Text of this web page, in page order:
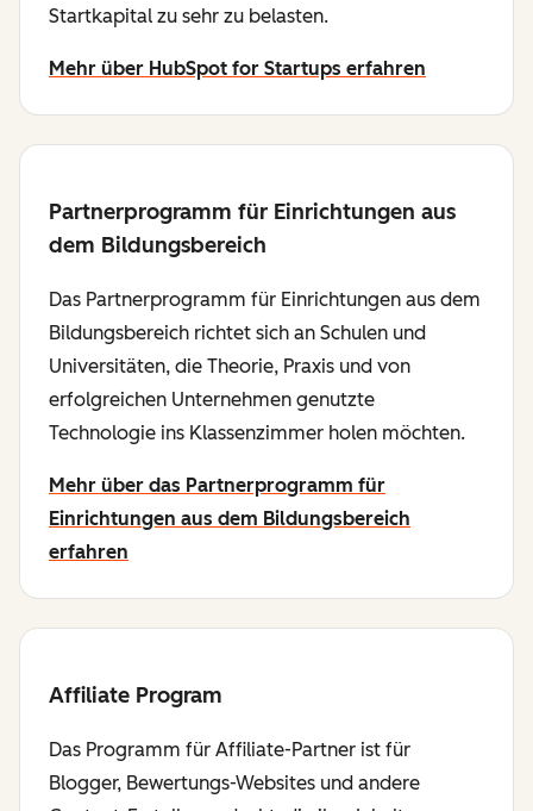
Startkapital zu sehr zu belasten.
Mehr über HubSpot for Startups erfahren
Partnerprogramm für Einrichtungen aus
dem Bildungsbereich
Das Partnerprogramm für Einrichtungen aus dem
Bildungsbereich richtet sich an Schulen und
Universitäten, die Theorie, Praxis und von
erfolgreichen Unternehmen genutzte
Technologie ins Klassenzimmer holen möchten.
Mehr über das Partnerprogramm für
Einrichtungen aus dem Bildungsbereich
erfahren
Affiliate Program
Das Programm für Affiliate-Partner ist für
Blogger, Bewertungs-Websites und andere